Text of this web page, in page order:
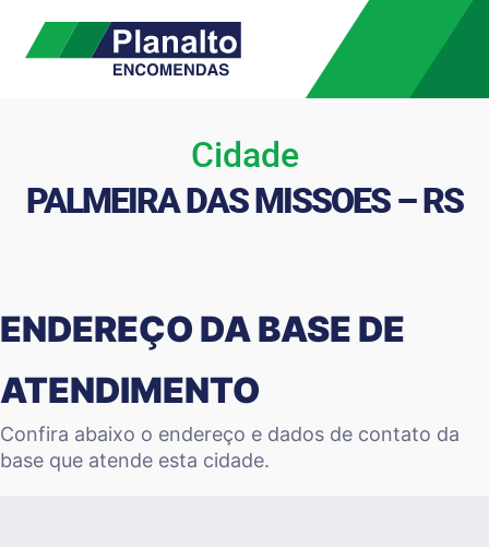
Cidade
PALMEIRA DAS MISSOES – RS
ENDEREÇO DA BASE DE
ATENDIMENTO
Confira abaixo o endereço e dados de contato da
base que atende esta cidade.